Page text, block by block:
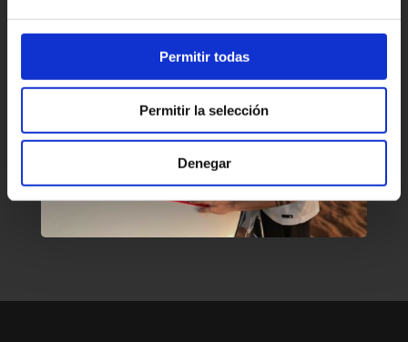
Permitir todas
Permitir la selección
Denegar